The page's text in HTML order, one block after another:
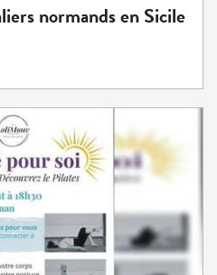
normands en Sicile